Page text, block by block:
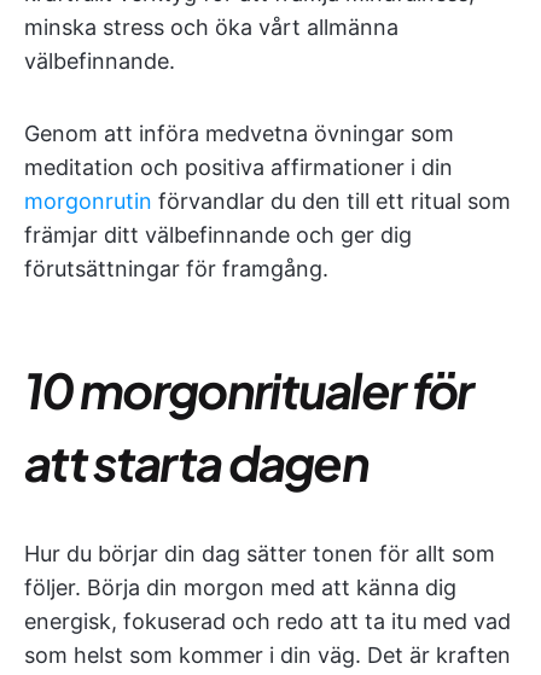
minska stress och öka vårt allmänna
välbefinnande.
Genom att införa medvetna övningar som
meditation och positiva affirmationer i din
morgonrutin förvandlar du den till ett ritual som
främjar ditt välbefinnande och ger dig
förutsättningar för framgång.
10 morgonritualer för
att starta dagen
Hur du börjar din dag sätter tonen för allt som
följer. Börja din morgon med att känna dig
energisk, fokuserad och redo att ta itu med vad
som helst som kommer i din väg. Det är kraften